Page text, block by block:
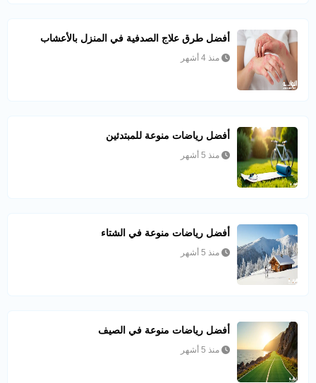
أفضل طرق علاج الصدفية في المنزل بالأعشاب
منذ 4 أشهر
أفضل رياضات منوعة للمبتدئين
منذ 5 أشهر
أفضل رياضات منوعة في الشتاء
منذ 5 أشهر
أفضل رياضات منوعة في الصيف
منذ 5 أشهر